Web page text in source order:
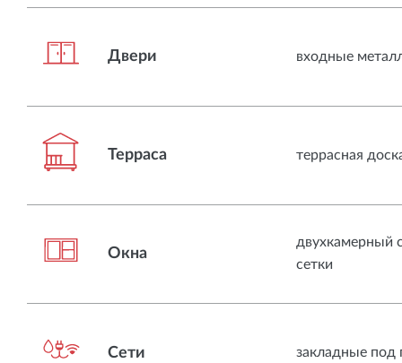
Двери входные
Терраса террасная
Окна
двухкамерный
сетки
Сети закладные под